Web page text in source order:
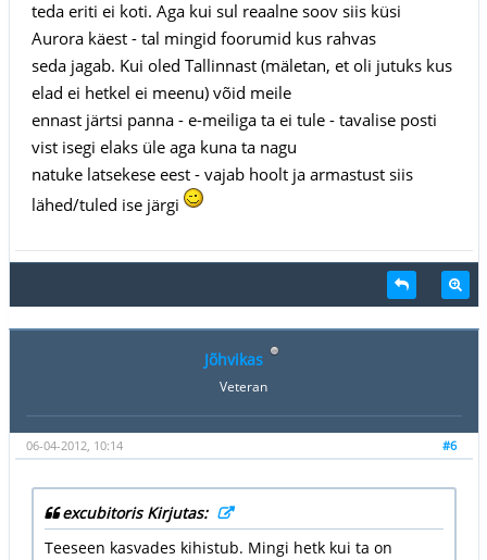
teda eriti ei koti. Aga kui sul reaalne soov siis küsi
Aurora käest - tal mingid foorumid kus rahvas
seda jagab. Kui oled Tallinnast (mäletan, et oli jutuks kus
elad ei hetkel ei meenu) võid meile
ennast järtsi panna - e-meiliga ta ei tule - tavalise posti
vist isegi elaks üle aga kuna ta nagu
natuke latsekese eest - vajab hoolt ja armastust siis
lähed/tuled ise järgi
Jõhvikas
Veteran
#6
06-04-2012, 10:14
excubitoris Kirjutas:
Teeseen kasvades kihistub. Mingi hetk kui ta on